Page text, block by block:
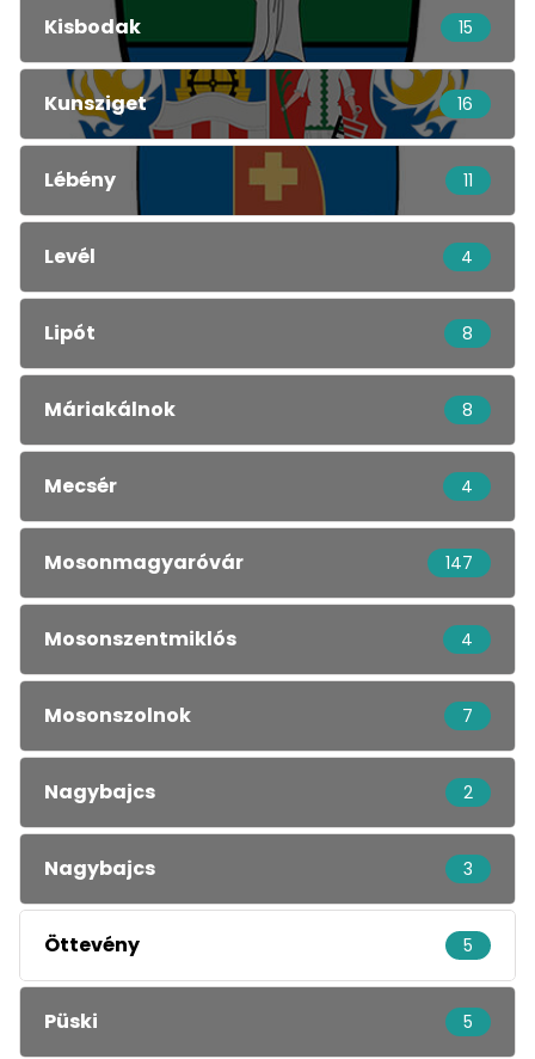
Kisbodak 15
Kunsziget 16
Lébény 11
Levél 4
Lipót 8
Máriakálnok 8
Mecsér 4
Mosonmagyaróvár 147
Mosonszentmiklós 4
Mosonszolnok 7
Nagybajcs 2
Nagybajcs 3
Öttevény 5
Püski 5